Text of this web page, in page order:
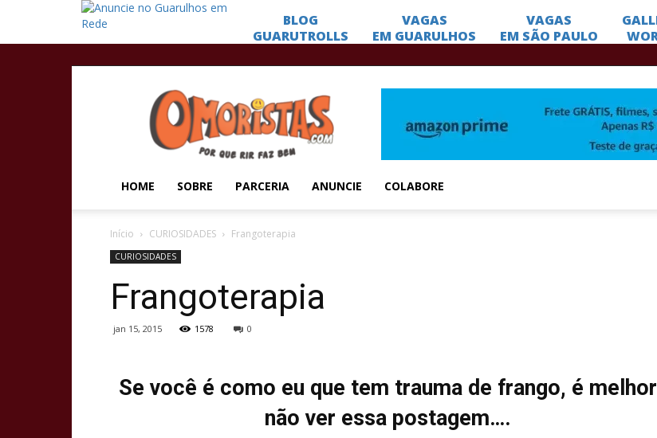
Omoristas
HOME SOBRE PARCERIA ANUNCIE COLABORE
Início CURIOSIDADES Frangoterapia
CURIOSIDADES
Frangoterapia
jan 15, 2015 1578 0
Se você é como eu que tem trauma de frango, é melhor
não ver essa postagem….